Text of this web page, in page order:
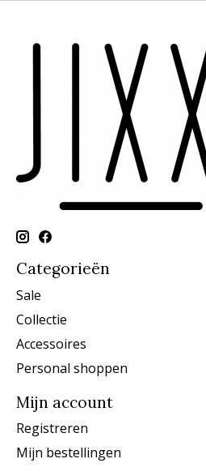
Categorieën
Sale
Collectie
Accessoires
Personal shoppen
Mijn account
Registreren
Mijn bestellingen